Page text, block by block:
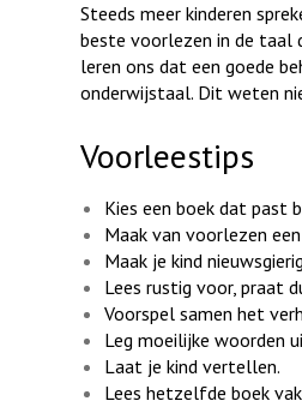
Steeds meer kinderen
beste voorlezen in de taal
leren ons dat een goede
onderwijstaal. Dit weten
Voorleestips
Kies een boek dat past
Maak van voorlezen
Maak je kind
Lees rustig voor, praat
Voorspel samen het
Leg moeilijke woorden
Laat je kind vertellen.
Lees hetzelfde boek